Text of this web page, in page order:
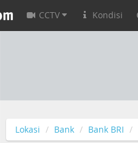
CCTV Kondisi
Lokasi Bank Bank BRI